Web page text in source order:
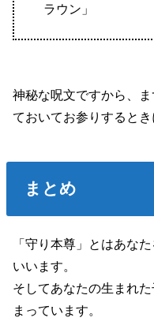
ラウン」
神秘な呪文ですから、
ておいてお参りするとき
まとめ
「守り本尊」とはあな
いいます。
そしてあなたの生まれ
まっています。